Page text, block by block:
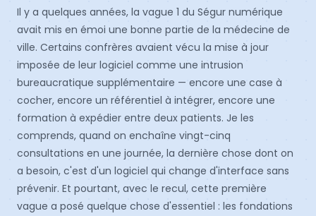
Il y a quelques années, la vague 1 du Ségur numérique
avait mis en émoi une bonne partie de la médecine de
ville. Certains confrères avaient vécu la mise à jour
imposée de leur logiciel comme une intrusion
bureaucratique supplémentaire — encore une case à
cocher, encore un référentiel à intégrer, encore une
formation à expédier entre deux patients. Je les
comprends, quand on enchaîne vingt-cinq
consultations en une journée, la dernière chose dont on
a besoin, c'est d'un logiciel qui change d'interface sans
prévenir. Et pourtant, avec le recul, cette première
vague a posé quelque chose d'essentiel : les fondations